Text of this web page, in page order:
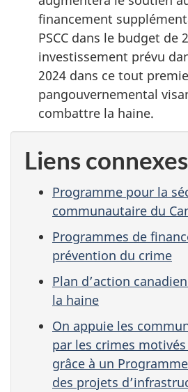
financement
PSCC dans le budget de
investissement prévu
2024 dans ce tout
pangouvernemental
combattre la haine.
Liens connexes
Programme pour la
communautaire du
Programmes de
prévention du crime
Plan d’action
la haine
On appuie les
par les crimes
grâce à un
des projets